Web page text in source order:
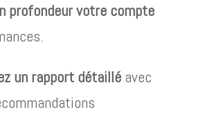
profondeur votre compte
un rapport détailléavec